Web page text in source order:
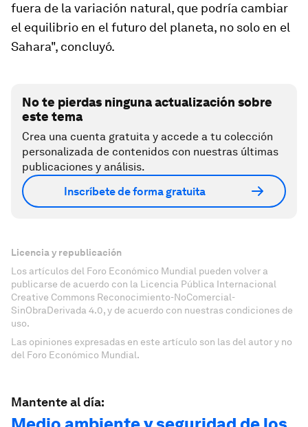
fuera de la variación natural, que podría cambiar
el equilibrio en el futuro del planeta, no solo en el
Sahara", concluyó.
No te pierdas ninguna actualización sobre
este tema
Crea una cuenta gratuita y accede a tu colección
personalizada de contenidos con nuestras últimas
publicaciones y análisis.
Inscríbete de forma gratuita
Licencia y republicación
Los artículos del Foro Económico Mundial pueden volver a
publicarse de acuerdo con la Licencia Pública Internacional
Creative Commons Reconocimiento-NoComercial-
SinObraDerivada 4.0, y de acuerdo con nuestras condiciones de
uso.
Las opiniones expresadas en este artículo son las del autor y no
del Foro Económico Mundial.
Mantente al día: